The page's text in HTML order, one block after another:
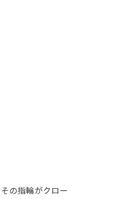
の指輪がクロー